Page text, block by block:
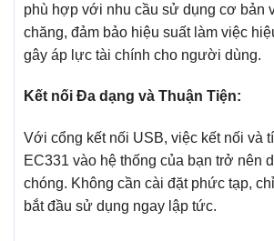
phù hợp với nhu cầu sử dụng cơ bản
chăng, đảm bảo hiệu suất làm việc
gây áp lực tài chính cho người dùng.
Kết nối Đa dạng và Thuận Tiện:
Với cổng kết nối USB, việc kết nối và
EC331 vào hệ thống của bạn trở nên
chóng. Không cần cài đặt phức tạp,
bắt đầu sử dụng ngay lập tức.